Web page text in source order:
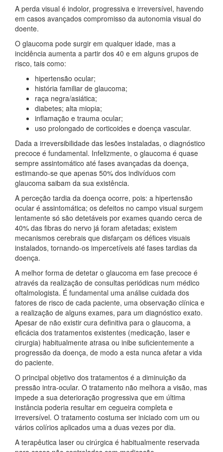
A perda visual é indolor, progressiva e irreversível, havendo
em casos avançados compromisso da autonomia visual do
doente.
O glaucoma pode surgir em qualquer idade, mas a
incidência aumenta a partir dos 40 e em alguns grupos de
risco, tais como:
hipertensão ocular;
história familiar de glaucoma;
raça negra/asiática;
diabetes; alta miopia;
inflamação e trauma ocular;
uso prolongado de corticoides e doença vascular.
Dada a irreversibilidade das lesões instaladas, o diagnóstico
precoce é fundamental. Infelizmente, o glaucoma é quase
sempre assintomático até fases avançadas da doença,
estimando-se que apenas 50% dos indivíduos com
glaucoma saibam da sua existência.
A perceção tardia da doença ocorre, pois: a hipertensão
ocular é assintomática; os defeitos no campo visual surgem
lentamente só são detetáveis por exames quando cerca de
40% das fibras do nervo já foram afetadas; existem
mecanismos cerebrais que disfarçam os défices visuais
instalados, tornando-os impercetíveis até fases tardias da
doença.
A melhor forma de detetar o glaucoma em fase precoce é
através da realização de consultas periódicas num médico
oftalmologista. É fundamental uma análise cuidada dos
fatores de risco de cada paciente, uma observação clínica e
a realização de alguns exames, para um diagnóstico exato.
Apesar de não existir cura definitiva para o glaucoma, a
eficácia dos tratamentos existentes (medicação, laser e
cirurgia) habitualmente atrasa ou inibe suficientemente a
progressão da doença, de modo a esta nunca afetar a vida
do paciente.
O principal objetivo dos tratamentos é a diminuição da
pressão intra-ocular. O tratamento não melhora a visão, mas
impede a sua deterioração progressiva que em última
instância poderia resultar em cegueira completa e
irreversível. O tratamento costuma ser iniciado com um ou
vários colírios aplicados uma a duas vezes por dia.
A terapêutica laser ou cirúrgica é habitualmente reservada